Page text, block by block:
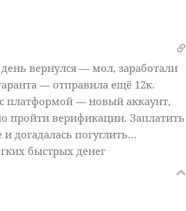
вернулся — мол, заработали
— отправила ещё 12к.
платформой — новый аккаунт,
пройти верификации. Заплатить
догадалась погуглить…
быстрых денег